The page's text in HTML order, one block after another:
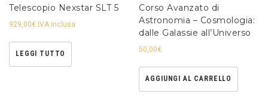
Telescopio Nexstar SLT 5
929,00€ IVA inclusa
LEGGI TUTTO
Corso Avanzato di
Astronomia – Cosmologia:
dalle Galassie all’Universo
50,00€
AGGIUNGI AL CARRELLO